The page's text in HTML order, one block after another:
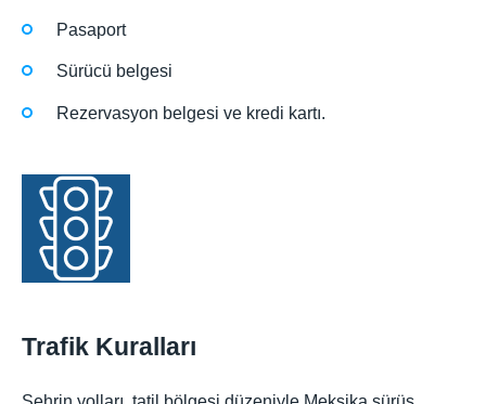
Pasaport
Sürücü belgesi
Rezervasyon belgesi ve kredi kartı.
Trafik Kuralları